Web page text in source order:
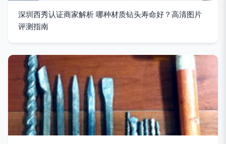
深圳西秀认证商家解析 哪种材质钻头寿命好？高清图片
评测指南